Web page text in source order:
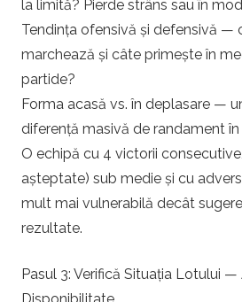
la limită? Pierde strâns sau în
Tendința ofensivă și defensivă —
marchează și câte primește în
partide?
Forma acasă vs. în deplasare —
diferență masivă de randament
O echipă cu 4 victorii
așteptate) sub medie și cu
mult mai vulnerabilă decât
rezultate.
Pasul 3: Verifică Situația Lotului —